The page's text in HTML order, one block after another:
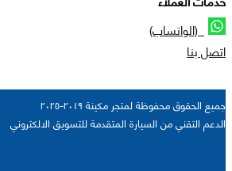
(الواتساب)
اتصل بنا
جميع الحقوق محفوظة لمتجر مكينة ٢٠١٩-٢٠٢٥
الدعم التقني من السيارة المتقدمة للتسويق الالكتروني